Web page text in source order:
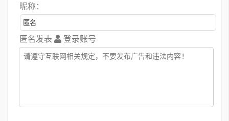
昵称：
匿名发表 登录账号